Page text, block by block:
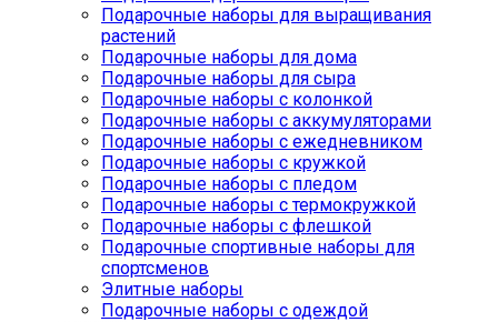
Подарочные наборы для выращивания
растений
Подарочные наборы для дома
Подарочные наборы для сыра
Подарочные наборы с колонкой
Подарочные наборы с аккумуляторами
Подарочные наборы с ежедневником
Подарочные наборы с кружкой
Подарочные наборы с пледом
Подарочные наборы с термокружкой
Подарочные наборы с флешкой
Подарочные спортивные наборы для
спортсменов
Элитные наборы
Подарочные наборы с одеждой